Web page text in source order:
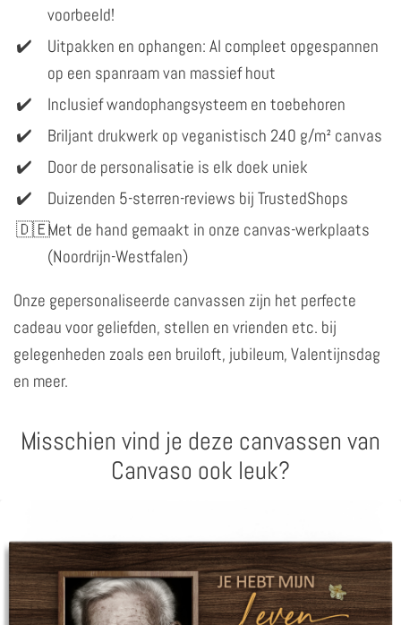
voorbeeld!
Uitpakken en ophangen: Al compleet opgespannen
op een spanraam van massief hout
Inclusief wandophangsysteem en toebehoren
Briljant drukwerk op veganistisch 240 g/m² canvas
Door de personalisatie is elk doek uniek
Duizenden 5-sterren-reviews bij TrustedShops
Met de hand gemaakt in onze canvas-werkplaats
(Noordrijn-Westfalen)
Onze gepersonaliseerde canvassen zijn het perfecte
cadeau voor geliefden, stellen en vrienden etc. bij
gelegenheden zoals een bruiloft, jubileum, Valentijnsdag
en meer.
Misschien vind je deze canvassen van
Canvaso ook leuk?